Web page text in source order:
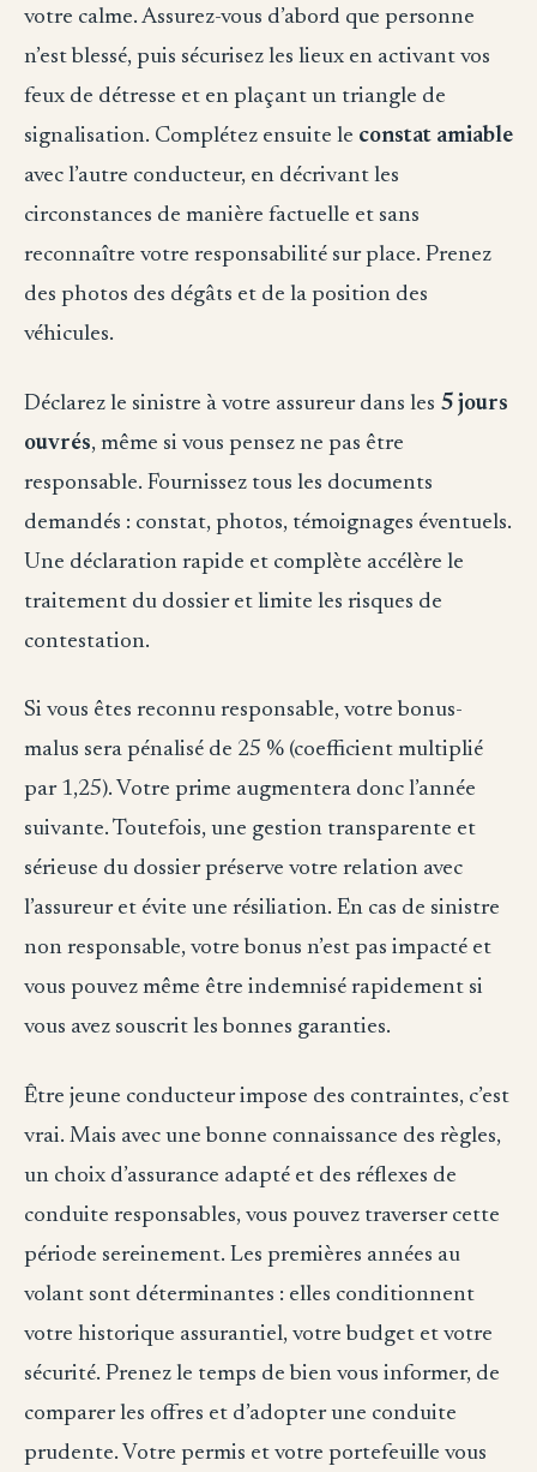
votre calme. Assurez-vous d’abord que personne
n’est blessé, puis sécurisez les lieux en activant vos
feux de détresse et en plaçant un triangle de
signalisation. Complétez ensuite le constat amiable
avec l’autre conducteur, en décrivant les
circonstances de manière factuelle et sans
reconnaître votre responsabilité sur place. Prenez
des photos des dégâts et de la position des
véhicules.
Déclarez le sinistre à votre assureur dans les 5 jours
ouvrés, même si vous pensez ne pas être
responsable. Fournissez tous les documents
demandés : constat, photos, témoignages éventuels.
Une déclaration rapide et complète accélère le
traitement du dossier et limite les risques de
contestation.
Si vous êtes reconnu responsable, votre bonus-
malus sera pénalisé de 25 % (coefficient multiplié
par 1,25). Votre prime augmentera donc l’année
suivante. Toutefois, une gestion transparente et
sérieuse du dossier préserve votre relation avec
l’assureur et évite une résiliation. En cas de sinistre
non responsable, votre bonus n’est pas impacté et
vous pouvez même être indemnisé rapidement si
vous avez souscrit les bonnes garanties.
Être jeune conducteur impose des contraintes, c’est
vrai. Mais avec une bonne connaissance des règles,
un choix d’assurance adapté et des réflexes de
conduite responsables, vous pouvez traverser cette
période sereinement. Les premières années au
volant sont déterminantes : elles conditionnent
votre historique assurantiel, votre budget et votre
sécurité. Prenez le temps de bien vous informer, de
comparer les offres et d’adopter une conduite
prudente. Votre permis et votre portefeuille vous